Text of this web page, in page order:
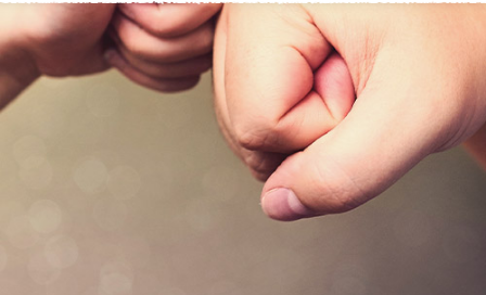
KIRJAUDU SISÄÄN
Etkö ole vielä asiakkaamme?
Luo asiakastili tästä!